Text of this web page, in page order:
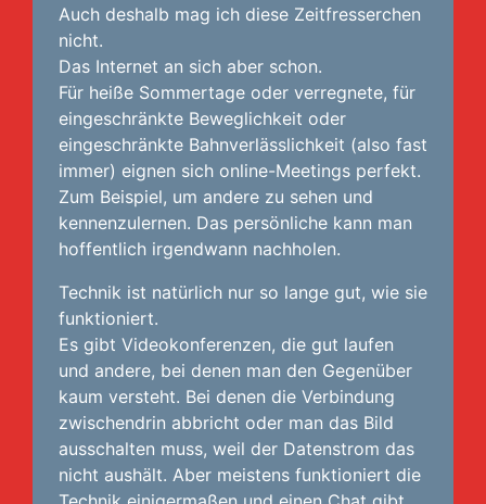
Auch deshalb mag ich diese Zeitfresserchen
nicht.
Das Internet an sich aber schon.
Für heiße Sommertage oder verregnete, für
eingeschränkte Beweglichkeit oder
eingeschränkte Bahnverlässlichkeit (also fast
immer) eignen sich online-Meetings perfekt.
Zum Beispiel, um andere zu sehen und
kennenzulernen. Das persönliche kann man
hoffentlich irgendwann nachholen.
Technik ist natürlich nur so lange gut, wie sie
funktioniert.
Es gibt Videokonferenzen, die gut laufen
und andere, bei denen man den Gegenüber
kaum versteht. Bei denen die Verbindung
zwischendrin abbricht oder man das Bild
ausschalten muss, weil der Datenstrom das
nicht aushält. Aber meistens funktioniert die